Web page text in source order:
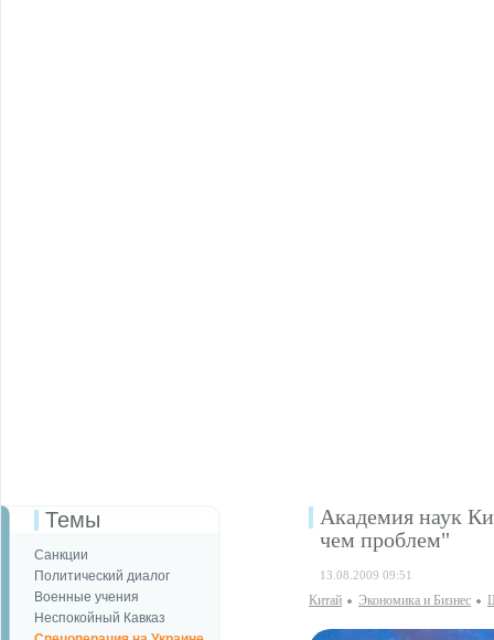
Темы
Санкции
Политический диалог
Военные учения
Неспокойный Кавказ
Академия наук
чем проблем"
13.08.2009 09:51
Китай Экономика и Бизнес